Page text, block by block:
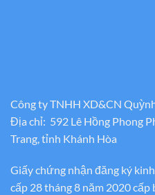
Công ty TNHH XD&CN
Địa chỉ: 592 Lê Hồng Phong
Trang, tỉnh Khánh Hòa
Giấy chứng nhận đăng ký
cấp 28 tháng 8 năm 2020